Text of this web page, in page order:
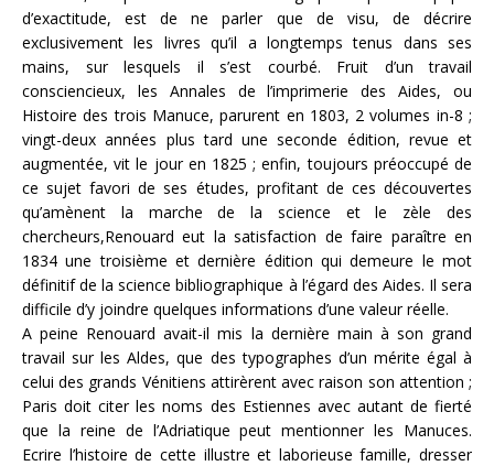
d’exactitude, est de ne parler que de visu, de décrire
exclusivement les livres qu’il a longtemps tenus dans ses
mains, sur lesquels il s’est courbé. Fruit d’un travail
consciencieux, les Annales de l’imprimerie des Aides, ou
Histoire des trois Manuce, parurent en 1803, 2 volumes in-8 ;
vingt-deux années plus tard une seconde édition, revue et
augmentée, vit le jour en 1825 ; enfin, toujours préoccupé de
ce sujet favori de ses études, profitant de ces découvertes
qu’amènent la marche de la science et le zèle des
chercheurs,Renouard eut la satisfaction de faire paraître en
1834 une troisième et dernière édition qui demeure le mot
définitif de la science bibliographique à l’égard des Aides. Il sera
difficile d’y joindre quelques informations d’une valeur réelle.
A peine Renouard avait-il mis la dernière main à son grand
travail sur les Aldes, que des typographes d’un mérite égal à
celui des grands Vénitiens attirèrent avec raison son attention ;
Paris doit citer les noms des Estiennes avec autant de fierté
que la reine de l’Adriatique peut mentionner les Manuces.
Ecrire l’histoire de cette illustre et laborieuse famille, dresser